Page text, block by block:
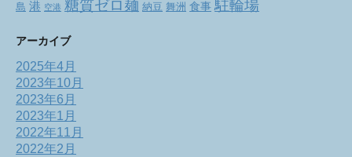
島 港 空港 糖質ゼロ麺 納豆 舞洲 食事 駐輪場
アーカイブ
2025年4月
2023年10月
2023年6月
2023年1月
2022年11月
2022年2月